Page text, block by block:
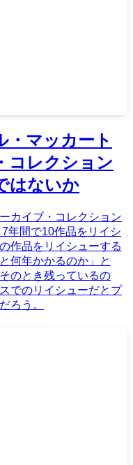
・マッカート
コレクション
はないか
カイブ・コレクション
年間で10作品をリイシ
作品をリイシューする
何年かかるのか」と
のとき残っているの
でのリイシューだとプ
ろう。